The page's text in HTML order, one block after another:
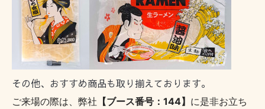
その他、おすすめ商品も取り揃えております。
ご来場の際は、弊社 【ブース番号：144】 に是非お立ち